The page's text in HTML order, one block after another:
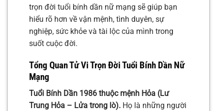
trọn đời tuổi bính dần nữ mạng sẽ giúp bạn
hiểu rõ hơn về vận mệnh, tình duyên, sự
nghiệp, sức khỏe và tài lộc của mình trong
suốt cuộc đời.
Tổng Quan Tử Vi Trọn Đời Tuổi Bính Dần Nữ
Mạng
Tuổi Bính Dần 1986 thuộc mệnh Hỏa (Lư
Trung Hỏa – Lửa trong lò). Họ là những người